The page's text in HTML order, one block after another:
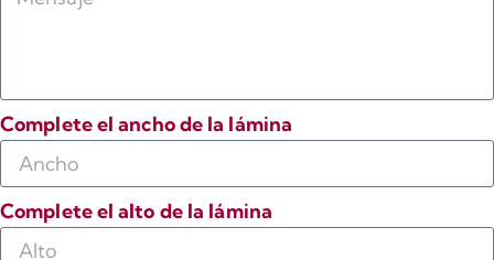
Complete el ancho de la lámina
Complete el alto de la lámina